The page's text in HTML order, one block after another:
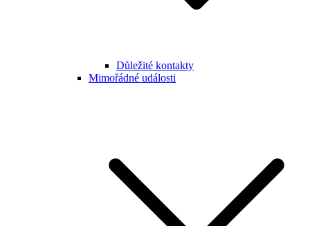
Důležité kontakty
Mimořádné události